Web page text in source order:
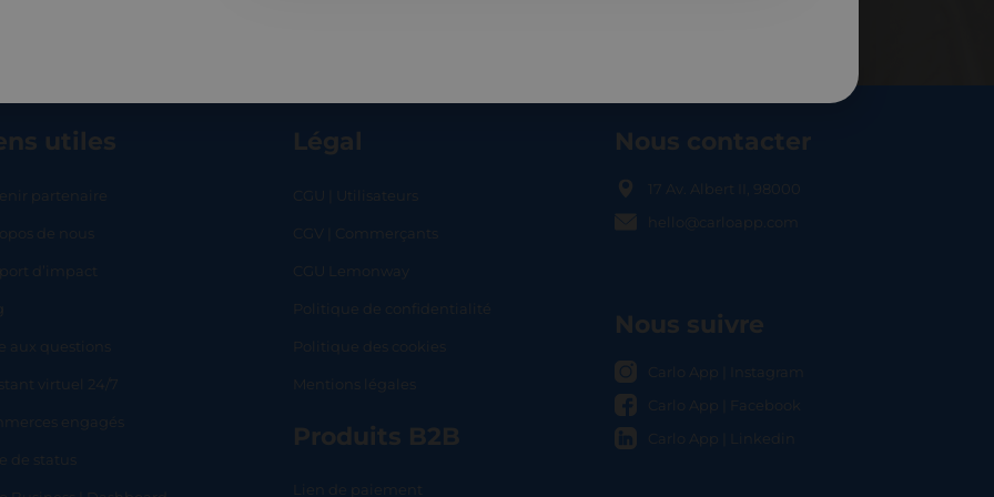
utiles
partenaire
de nous
d’impact
aux questions
virtuel 24/7
engagés
de status
Légal
CGU | Utilisateurs
CGV | Commerçants
CGU Lemonway
Politique de confidentialité
Politique des cookies
Mentions légales
Produits B2B
Lien de paiement
Nous contacter
17 Av. Albert II, 98000
hello@carloapp.com
Nous suivre
Carlo App | Instagram
Carlo App | Facebook
Carlo App | Linkedin
SHOPLOCAL